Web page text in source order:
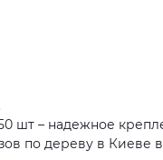
шт – надежное
по дереву в Киеве